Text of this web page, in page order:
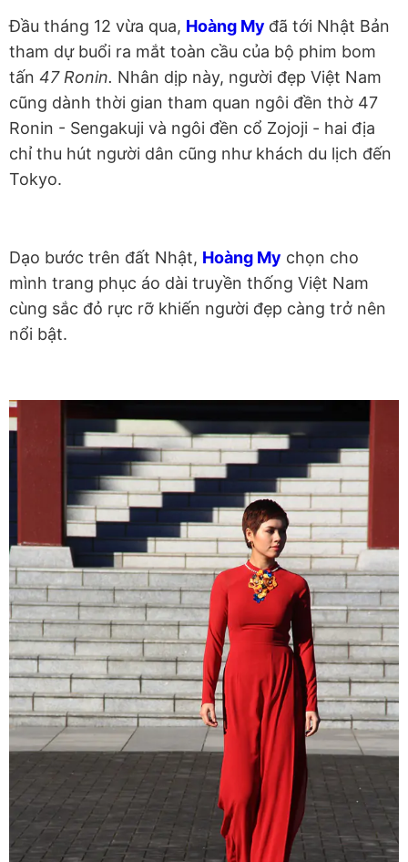
Đầu tháng 12 vừa qua, Hoàng My đã tới Nhật Bản
tham dự buổi ra mắt toàn cầu của bộ phim bom
tấn 47 Ronin. Nhân dịp này, người đẹp Việt Nam
cũng dành thời gian tham quan ngôi đền thờ 47
Ronin - Sengakuji và ngôi đền cổ Zojoji - hai địa
chỉ thu hút người dân cũng như khách du lịch đến
Tokyo.
Dạo bước trên đất Nhật, Hoàng My chọn cho
mình trang phục áo dài truyền thống Việt Nam
cùng sắc đỏ rực rỡ khiến người đẹp càng trở nên
nổi bật.